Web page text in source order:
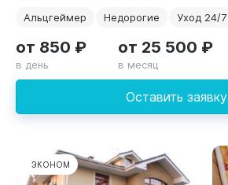
Альцгеймер
Недорогие Уход 24/7
Оставить заявку
от 850 ₽
в день
от 25 500 ₽
в месяц
ЭКОНОМ